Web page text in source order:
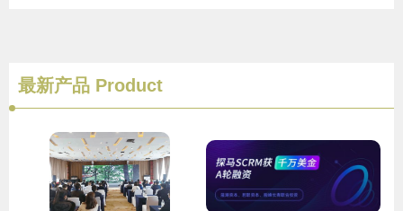
最新产品 Product